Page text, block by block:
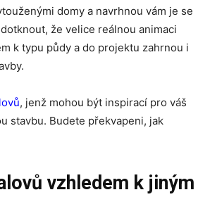
domy a navrhnou vám je se
že velice reálnou animaci
k typu půdy a do projektu zahrnou i
, jenž mohou být inspirací pro váš
stavbu. Budete překvapeni, jak
vzhledem k jiným